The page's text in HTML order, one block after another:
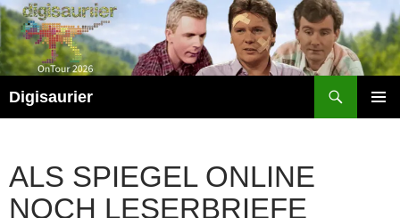
Zum
Inhalt
springen
Digisaurier
ALS SPIEGEL ONLINE
NOCH LESERBRIEFE